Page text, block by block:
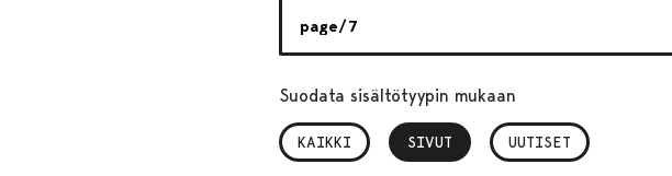
Suodata sisältötyypin mukaan
KAIKKI SIVUT
, VALITTU UUTISET